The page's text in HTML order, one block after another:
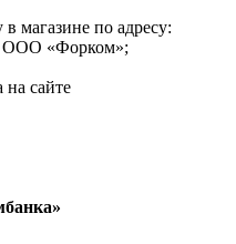
магазине по адресу:
ООО «Форком»;
на сайте